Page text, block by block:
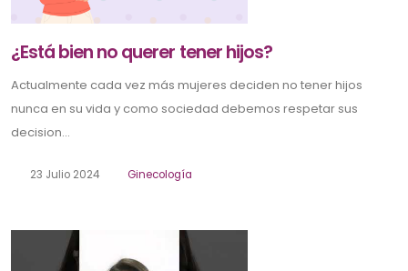
¿Está bien no querer tener hijos?
Actualmente cada vez más mujeres deciden no tener hijos
nunca en su vida y como sociedad debemos respetar sus
decision...
23 Julio 2024 Ginecología